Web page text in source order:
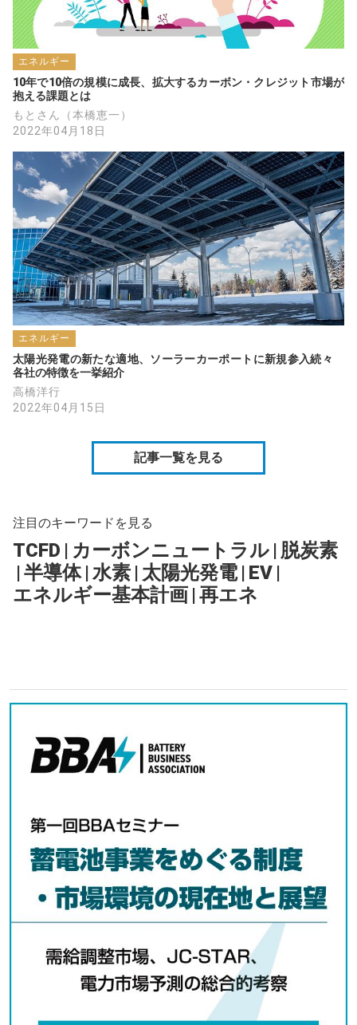
エネルギー
10年で10倍の規模に成長、拡大するカーボン・クレジット市場が
抱える課題とは
もとさん（本橋恵一）
2022年04月18日
エネルギー
太陽光発電の新たな適地、ソーラーカーポートに新規参入続々
各社の特徴を一挙紹介
高橋洋行
2022年04月15日
記事一覧を見る
注目のキーワードを見る
TCFD | カーボンニュートラル | 脱炭素
|半導体 |水素 | 太陽光発電 | EV |
エネルギー基本計画 |再エネ